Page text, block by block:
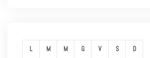
L M M G V S D